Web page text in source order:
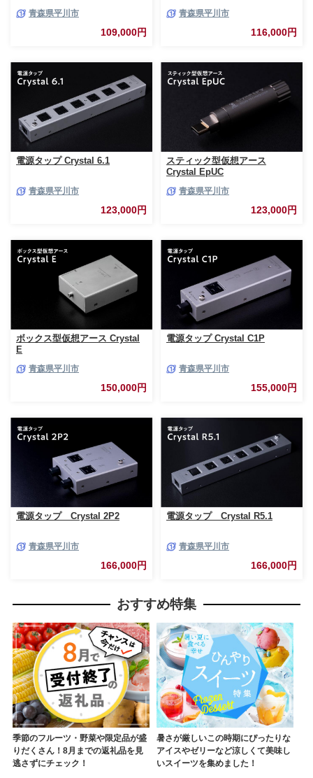
青森県平川市
109,000円
青森県平川市
116,000円
電源タップ Crystal 6.1
青森県平川市
123,000円
スティック型仮想アース
Crystal EpUC
青森県平川市
123,000円
ボックス型仮想アース Crystal
E
青森県平川市
150,000円
電源タップ Crystal C1P
青森県平川市
155,000円
電源タップ Crystal 2P2
青森県平川市
166,000円
電源タップ Crystal R5.1
青森県平川市
166,000円
おすすめ特集
季節のフルーツ・野菜や限定品が盛
りだくさん！8月までの返礼品を見
逃さずにチェック！
暑さが厳しいこの時期にぴったりな
アイスやゼリーなど涼しくて美味し
いスイーツを集めました！